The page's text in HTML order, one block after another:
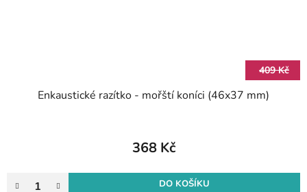
409 Kč
Enkaustické razítko - mořští koníci (46x37 mm)
368 Kč
DO KOŠÍKU